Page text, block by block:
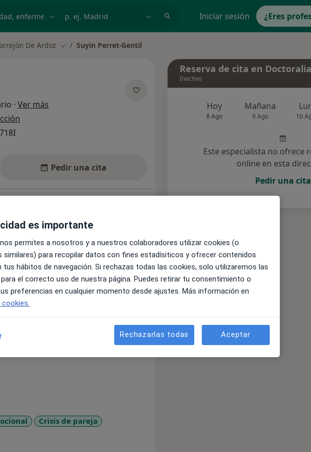
Iniciar sesión ¿Eres
De Ardoz Cambiar de ciudad
Suyin Perret-Gentil
· Ver más
Pedir una cita
Crisis de pareja
Reserva de cita en Doctoralia
Inactivo
Hoy
8 Ago
Mañana
9 Ago 10
Este especialista no ofrece
online en esta
Pedir una cita
es importante
permites a nosotros y a nuestros colaboradores utilizar cookies (o
similares) para recopilar datos con fines estadísiticos y ofrecer contenidos
tus hábitos de navegación. Si rechazas todas las cookies, solo utilizaremos las
el correcto uso de nuestra página. Puedes retirar tu consentimiento o
preferencias en cualquier momento desde ajustes. Más información en
Rechazarlas todas Aceptar